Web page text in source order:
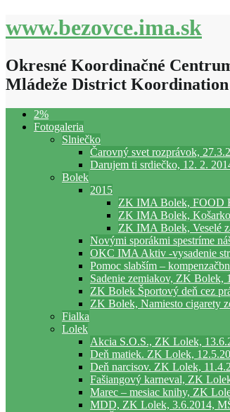
www.bezovce.ima.sk
Okresné Koordinačné
Mládeže District Koordination
2%
Fotogaleria
Slniečko
Čarovný svet rozprávok,
Darujem ti srdiečko, 12. 2.
Bolek
2015
ZK IMA Bolek, FOOD
ZK IMA Bolek,
ZK IMA Bolek, Veselé
Novými sporákmi spestríme
OKC IMA Aktiv -vysadenie
Pomoc slabším –
Sadenie zemiakov, ZK Bolek,
ZK Bolek Športový deň cez
ZK Bolek, Namiesto cigarety
Fialka
Lolek
Akcia S.O.S., ZK Lolek,
Deň matiek. ZK Lolek,
Deň narcisov. ZK Lolek,
Fašiangový karneval, ZK
Marec – mesiac knihy, ZK
MDD, ZK Lolek, 3.6.2014,